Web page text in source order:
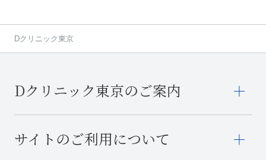
Dクリニック東京
Dクリニック東京のご案内
サイトのご利用について